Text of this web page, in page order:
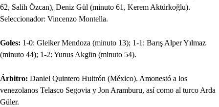
62, Salih Özcan), Deniz Gül (minuto 61, Kerem Aktürkoğlu).
Seleccionador: Vincenzo Montella.
Goles: 1-0: Gleiker Mendoza (minuto 13); 1-1: Barış Alper Yılmaz
(minuto 44); 1-2: Yunus Akgün (minuto 54).
Árbitro: Daniel Quintero Huitrón (México). Amonestó a los
venezolanos Telasco Segovia y Jon Aramburu, así como al turco Arda
Güler.